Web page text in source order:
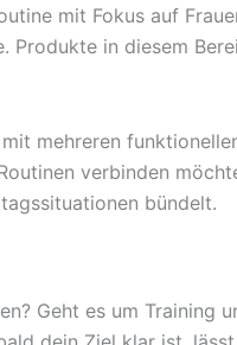
mit Fokus auf
Produkte in diesem
mehreren
verbinden
bündelt.
Geht es um Training